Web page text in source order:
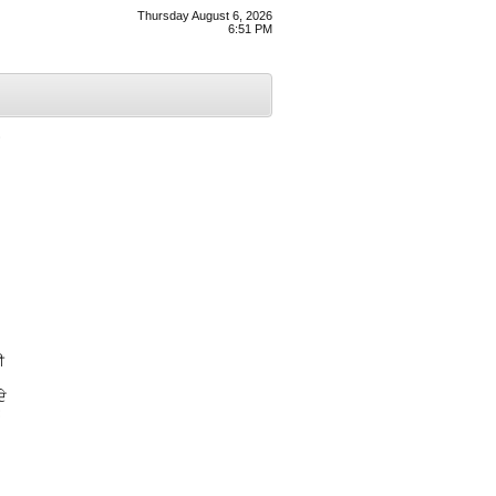
Thursday August 6, 2026
6:51 PM